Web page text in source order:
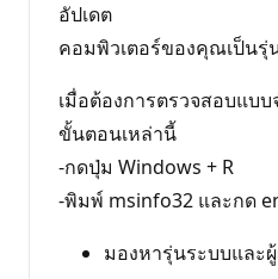
อัปเดต
คอมพิวเตอร์ของคุณเป็น
เมื่อต้องการตรวจสอบแบ
ขั้นตอนเหล่านี้
-กดปุ่ม Windows + R
-พิมพ์ msinfo32 และกด
มองหารุ่นระบบและ